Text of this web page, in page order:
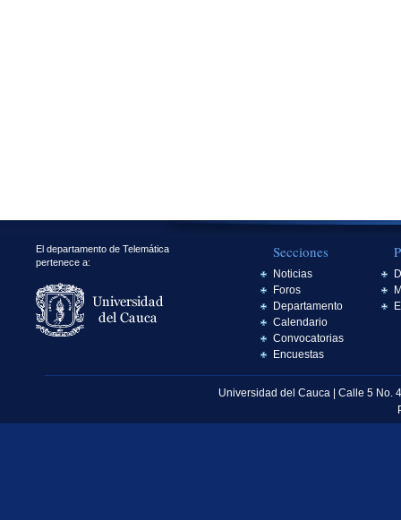
El departamento de Telemática
pertenece a:
Secciones
Noticias
Foros
Departamento
Calendario
Convocatorias
Encuestas
Universidad del Cauca | Calle 5 No.